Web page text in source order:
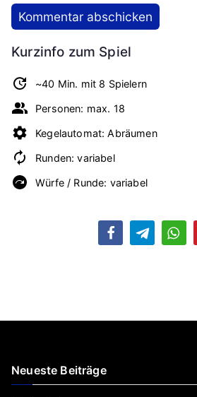
Kurzinfo zum Spiel
~40 Min. mit 8 Spielern
Personen: max. 18
Kegelautomat: Abräumen
Runden: variabel
Würfe / Runde: variabel
Neueste Beiträge